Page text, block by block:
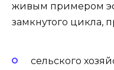
живым примером
замкнутого цикла,
сельского